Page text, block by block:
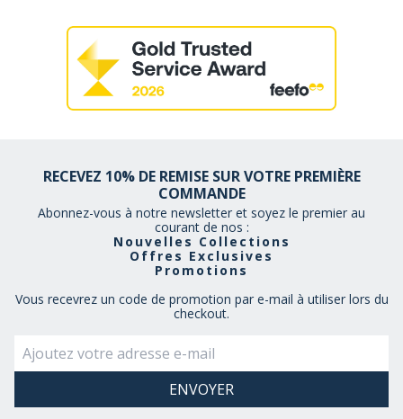
RECEVEZ 10% DE REMISE SUR VOTRE PREMIÈRE
COMMANDE
Abonnez-vous à notre newsletter et soyez le premier au
courant de nos :
Nouvelles Collections
Offres Exclusives
Promotions
Vous recevrez un code de promotion par e-mail à utiliser lors du
checkout.